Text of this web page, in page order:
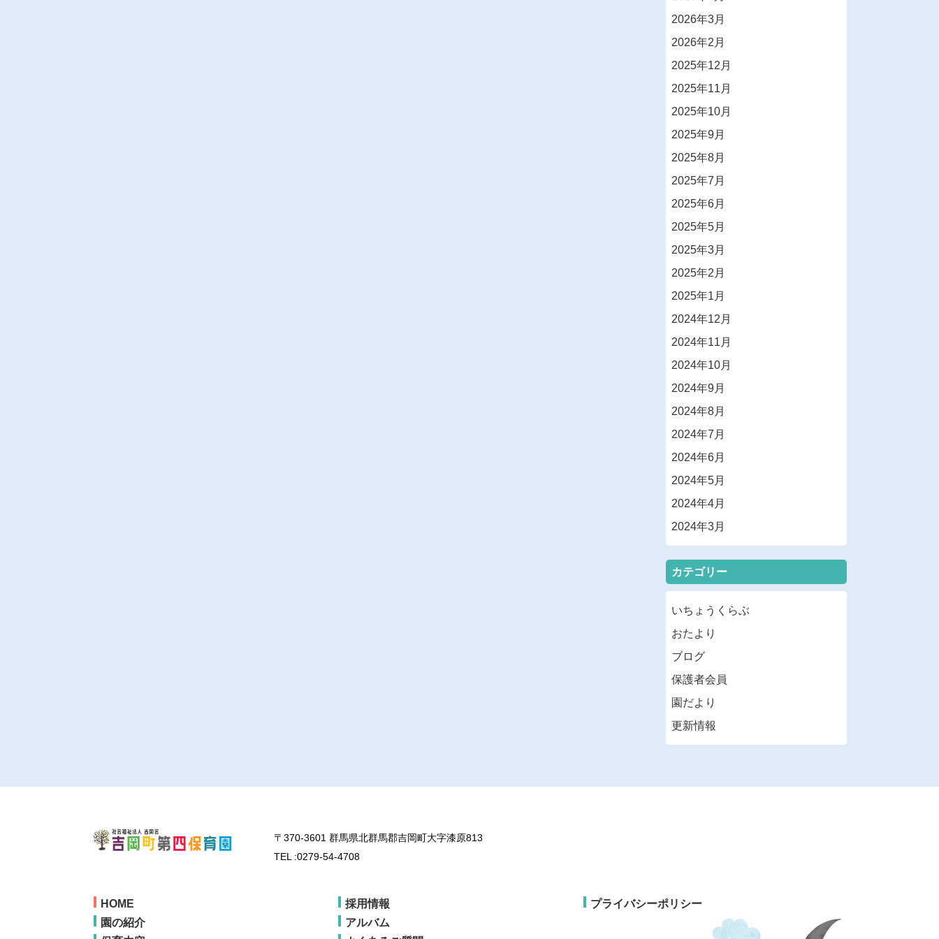
2026年3月
2026年2月
2025年12月
2025年11月
2025年10月
2025年9月
2025年8月
2025年7月
2025年6月
2025年5月
2025年3月
2025年2月
2025年1月
2024年12月
2024年11月
2024年10月
2024年9月
2024年8月
2024年7月
2024年6月
2024年5月
2024年4月
2024年3月
カテゴリー
いちょうくらぶ
おたより
ブログ
保護者会員
園だより
更新情報
〒370-3601 群馬県北群馬郡吉岡町大字漆原813
TEL :0279-54-4708
HOME
園の紹介
採用情報
アルバム
プライバシーポリシー